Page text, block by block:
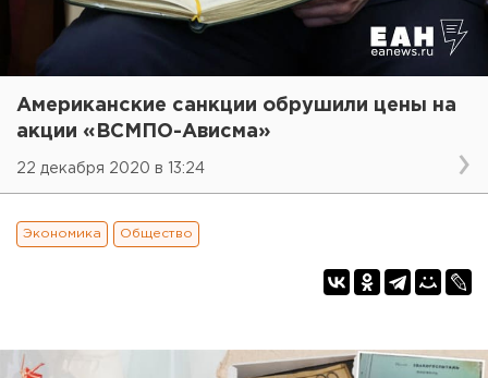
Американские санкции обрушили цены на
акции «ВСМПО-Ависма»
22 декабря 2020 в 13:24
Экономика Общество